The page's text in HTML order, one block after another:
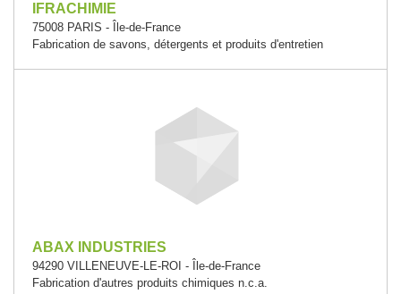
IFRACHIMIE
75008 PARIS - Île-de-France
Fabrication de savons, détergents et produits d'entretien
ABAX INDUSTRIES
94290 VILLENEUVE-LE-ROI - Île-de-France
Fabrication d'autres produits chimiques n.c.a.